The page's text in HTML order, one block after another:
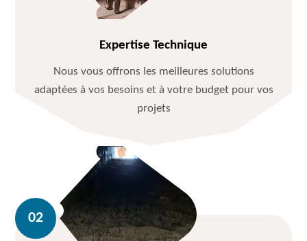
Expertise Technique
Nous vous offrons les meilleures solutions
adaptées à vos besoins et à votre budget pour vos
projets